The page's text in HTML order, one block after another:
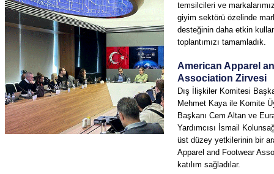
temsilcileri ve
giyim sektörü özelinde
desteğinin daha etkin
toplantımızı tamamladık.
American Apparel
Association Zirvesi
Dış İlişkiler Komitesi
Mehmet Kaya ile Komite
Başkanı Cem Altan ve
Yardımcısı İsmail
üst düzey yetkilerinin bir
Apparel and Footwear
katılım sağladılar.